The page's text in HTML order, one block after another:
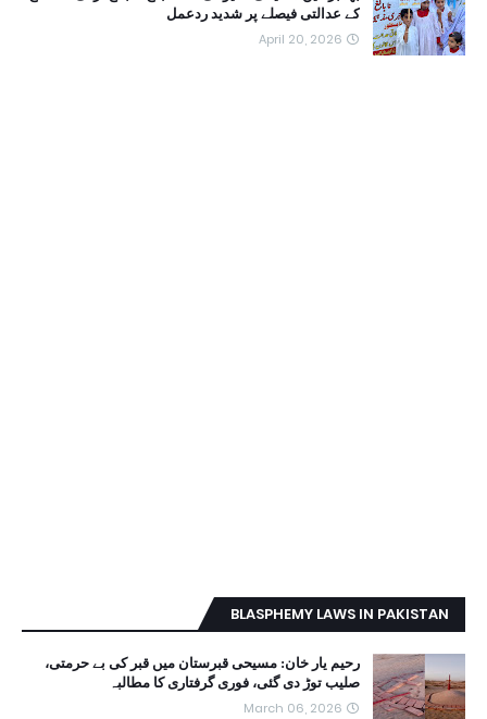
کے عدالتی فیصلے پر شدید ردعمل
April 20, 2026
BLASPHEMY LAWS IN PAKISTAN
رحیم یار خان: مسیحی قبرستان میں قبر کی بے حرمتی،
صلیب توڑ دی گئی، فوری گرفتاری کا مطالبہ
March 06, 2026